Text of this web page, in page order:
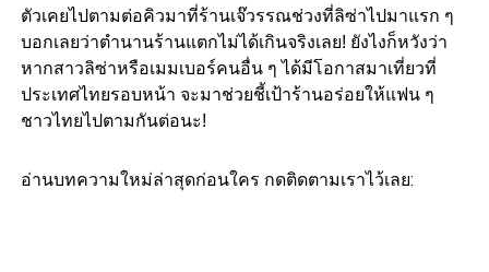
ตัวเคยไปตามต่อคิวมาที่ร้านเจ๊วรรณช่วงที่ลิซ่าไปมาแรก ๆ
บอกเลยว่าตำนานร้านแตกไม่ได้เกินจริงเลย! ยังไงก็หวังว่า
หากสาวลิซ่าหรือเมมเบอร์คนอื่น ๆ ได้มีโอกาสมาเที่ยวที่
ประเทศไทยรอบหน้า จะมาช่วยชี้เป้าร้านอร่อยให้แฟน ๆ
ชาวไทยไปตามกันต่อนะ!
อ่านบทความใหม่ล่าสุดก่อนใคร กดติดตามเราไว้เลย: